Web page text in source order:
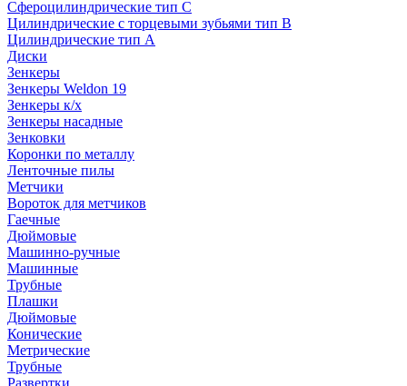
Сфероцилиндрические тип C
Цилиндрические с торцевыми зубьями тип B
Цилиндрические тип А
Диски
Зенкеры
Зенкеры Weldon 19
Зенкеры к/х
Зенкеры насадные
Зенковки
Коронки по металлу
Ленточные пилы
Метчики
Вороток для метчиков
Гаечные
Дюймовые
Машинно-ручные
Машинные
Трубные
Плашки
Дюймовые
Конические
Метрические
Трубные
Развертки